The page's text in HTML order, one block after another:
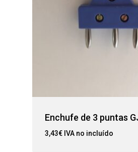
Enchufe de 3 puntas
3,43€ IVA no incluído